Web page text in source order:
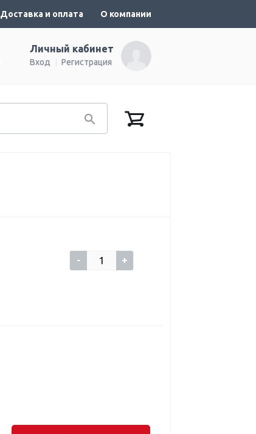
Доставка и оплата О компании
Личный кабинет
Вход Регистрация
- +